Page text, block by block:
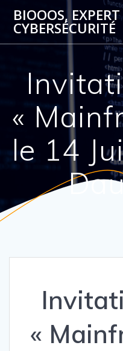
BIOOOS,
CYBERSÉCURITÉ
«
le 14
«